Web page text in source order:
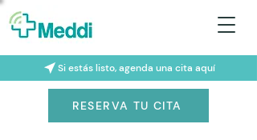
Si estás listo, agenda una cita aquí
RESERVA TU CITA